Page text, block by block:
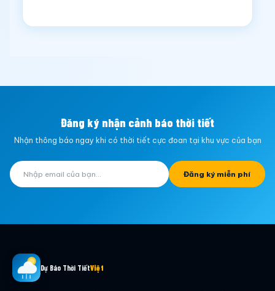
Đăng ký nhận cảnh báo thời tiết
Nhận thông báo ngay khi có thời tiết cực đoan tại khu vực của bạn
Đăng ký miễn phí
Dự Báo Thời TiếtViệt